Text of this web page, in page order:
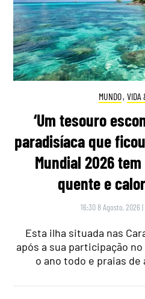
MUNDO, VIDA
‘Um tesouro
paradisíaca que
Mundial 2026
quente e
16:30 8 Agosto, 2026 |
Esta ilha situada nas
após a sua participação
o ano todo e praias